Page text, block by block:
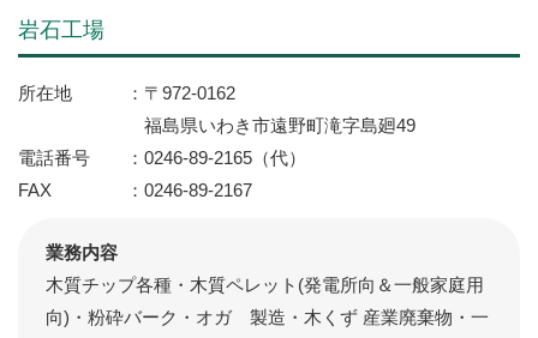
岩石工場
所在地
〒972-0162
福島県いわき市遠野町滝字島廻49
電話番号
0246-89-2165（代）
FAX
0246-89-2167
業務内容
木質チップ各種・木質ペレット(発電所向＆一般家庭用
向)・粉砕バーク・オガ 製造・木くず 産業廃棄物・一